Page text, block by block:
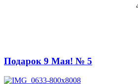
Подарок 9 Мая! № 5